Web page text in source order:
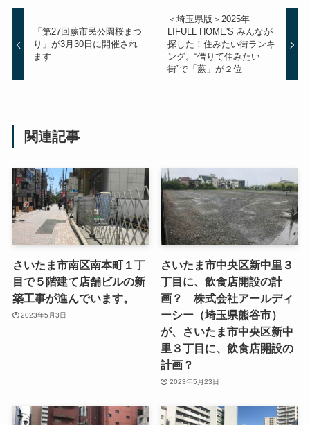
「第27回蕨市民公園桜まつ
り」が3月30日に開催され
ます
＜埼玉県版＞2025年
LIFULL HOME'S みんなが
探した！住みたい街ランキ
ング。“借りて住みたい
街”で「蕨」が２位
関連記事
さいたま市南区南本町１丁
目で５階建て店舗ビルの新
築工事が進んでいます。
2023年5月3日
さいたま市中央区新中里３
丁目に、飲食店開設の計
画？ 株式会社アールディ
ーシー（埼玉県熊谷市）
が、さいたま市中央区新中
里３丁目に、飲食店開設の
計画？
2023年5月23日